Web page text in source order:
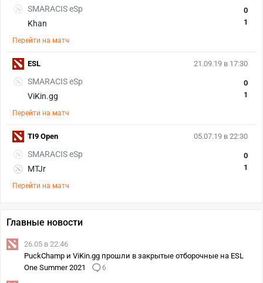
SMARACIS eSp
Khan
0
1
Перейти на матч
21.09.19 в 17:30
SMARACIS eSp
ViKin.gg
0
1
Перейти на матч
ESL
05.07.19 в 22:30
SMARACIS eSp
MTJr
0
1
Перейти на матч
TI9 Open
Главные новости
26.05 в 22:46
PuckChamp и ViKin.gg прошли в закрытые отборочные на ESL
One Summer 2021
6